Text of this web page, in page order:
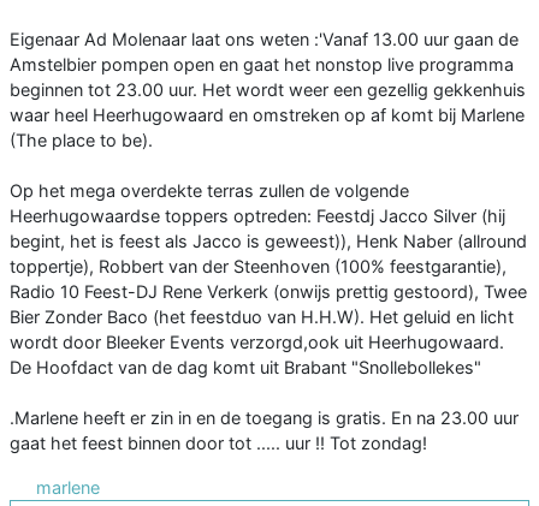
Eigenaar Ad Molenaar laat ons weten :'Vanaf 13.00 uur gaan de
Amstelbier pompen open en gaat het nonstop live programma
beginnen tot 23.00 uur. Het wordt weer een gezellig gekkenhuis
waar heel Heerhugowaard en omstreken op af komt bij Marlene
(The place to be).
Op het mega overdekte terras zullen de volgende
Heerhugowaardse toppers optreden: Feestdj Jacco Silver (hij
begint, het is feest als Jacco is geweest)), Henk Naber (allround
toppertje), Robbert van der Steenhoven (100% feestgarantie),
Radio 10 Feest-DJ Rene Verkerk (onwijs prettig gestoord), Twee
Bier Zonder Baco (het feestduo van H.H.W). Het geluid en licht
wordt door Bleeker Events verzorgd,ook uit Heerhugowaard.
De Hoofdact van de dag komt uit Brabant "Snollebollekes"
.Marlene heeft er zin in en de toegang is gratis. En na 23.00 uur
gaat het feest binnen door tot ..... uur !! Tot zondag!
marlene